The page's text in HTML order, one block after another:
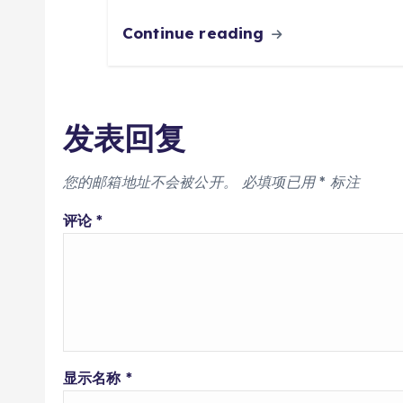
Continue reading
发表回复
您的邮箱地址不会被公开。 必填项已用* 标注
评论*
显示名称 *